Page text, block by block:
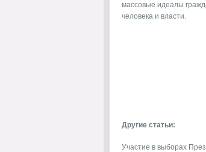
массовые идеалы
человека и власти.
Другие статьи:
Участие в выборах